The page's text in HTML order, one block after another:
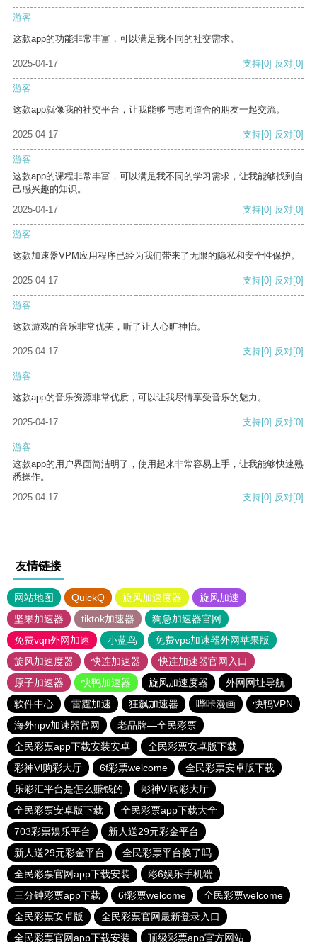
游客
这款app的功能非常丰富，可以满足我不同的社交需求。
2025-04-17 支持[0] 反对[0]
游客
这款app就像我的社交平台，让我能够与志同道合的朋友一起交流。
2025-04-17 支持[0] 反对[0]
游客
这款app的课程非常丰富，可以满足我不同的学习需求，让我能够找到自
己感兴趣的知识。
2025-04-17
支持[0] 反对[0]
游客
这款加速器VPM应用程序已经为我们带来了无限的隐私和安全性保护。
2025-04-17 支持[0] 反对[0]
游客
这款游戏的音乐非常优美，听了让人心旷神怡。
2025-04-17 支持[0] 反对[0]
游客
这款app的音乐资源非常优质，可以让我尽情享受音乐的魅力。
2025-04-17 支持[0] 反对[0]
游客
这款app的用户界面简洁明了，使用起来非常容易上手，让我能够快速熟
悉操作。
2025-04-17
支持[0] 反对[0]
友情链接
网站地图 QuickQ 旋风加速度器
旋风加速
坚果加速器
tiktok加速器
狗急加速器官网
免费vqn外网加速
小蓝鸟
免费vps加速器外网苹果版
旋风加速度器
快连加速器
快连加速器官网入口
原子加速器
快鸭加速器 旋风加速度器
外网网址导航
软件中心
雷霆加速 狂飙加速器 哔咔漫画
快鸭VPN
海外npv加速器官网
老品牌—全民彩票
全民彩票app下载安装安卓
全民彩票安卓版下载
彩神Vl购彩大厅
6f彩票welcome
全民彩票安卓版下载
乐彩汇平台是怎么赚钱的
彩神Vl购彩大厅
全民彩票安卓版下载
全民彩票app下载大全
703彩票娱乐平台
新人送29元彩金平台
新人送29元彩金平台
全民彩票平台换了吗
全民彩票官网app下载安装
彩6娱乐手机端
三分钟彩票app下载
6f彩票welcome
全民彩票welcome
全民彩票安卓版
全民彩票官网最新登录入口
全民彩票官网app下载安装
顶级彩票app官方网站